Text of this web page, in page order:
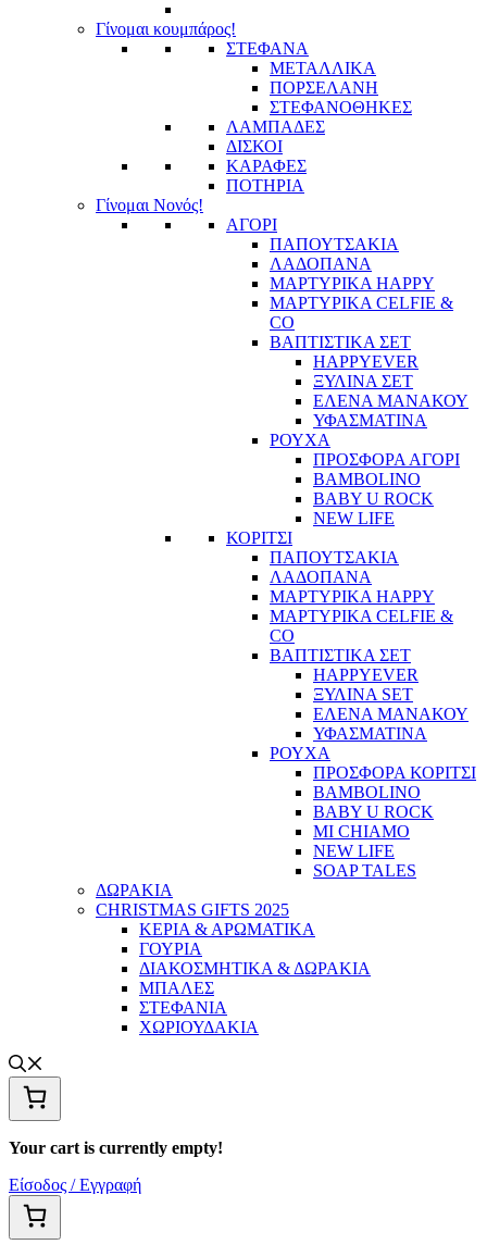
Γίνομαι κουμπάρος!
ΣΤΕΦΑΝΑ
ΜΕΤΑΛΛΙΚΑ
ΠΟΡΣΕΛΑΝΗ
ΣΤΕΦΑΝΟΘΗΚΕΣ
ΛΑΜΠΑΔΕΣ
ΔΙΣΚΟΙ
ΚΑΡΑΦΕΣ
ΠΟΤΗΡΙΑ
Γίνομαι Νονός!
ΑΓΟΡΙ
ΠΑΠΟΥΤΣΑΚΙΑ
ΛΑΔΟΠΑΝΑ
ΜΑΡΤΥΡΙΚΑ HAPPY
ΜΑΡΤΥΡΙΚΑ CELFIE &
CO
ΒΑΠΤΙΣΤΙΚΑ ΣΕΤ
HAPPYEVER
ΞΥΛΙΝΑ ΣΕΤ
ΕΛΕΝΑ ΜΑΝΑΚΟΥ
ΥΦΑΣΜΑΤΙΝΑ
ΡΟΥΧΑ
ΠΡΟΣΦΟΡΑ ΑΓΟΡΙ
BAMBOLINO
BABY U ROCK
NEW LIFE
ΚΟΡΙΤΣΙ
ΠΑΠΟΥΤΣΑΚΙΑ
ΛΑΔΟΠΑΝΑ
ΜΑΡΤΥΡΙΚΑ HAPPY
ΜΑΡΤΥΡΙΚΑ CELFIE &
CO
ΒΑΠΤΙΣΤΙΚΑ ΣΕΤ
HAPPYEVER
ΞΥΛΙΝΑ SET
ΕΛΕΝΑ ΜΑΝΑΚΟΥ
ΥΦΑΣΜΑΤΙΝΑ
ΡΟΥΧΑ
ΠΡΟΣΦΟΡΑ ΚΟΡΙΤΣΙ
BAMBOLINO
BABY U ROCK
MI CHIAMO
NEW LIFE
SOAP TALES
ΔΩΡΑΚΙΑ
CHRISTMAS GIFTS 2025
ΚΕΡΙΑ & ΑΡΩΜΑΤΙΚΑ
ΓΟΥΡΙΑ
ΔΙΑΚΟΣΜΗΤΙΚΑ & ΔΩΡΑΚΙΑ
ΜΠΑΛΕΣ
ΣΤΕΦΑΝΙΑ
ΧΩΡΙΟΥΔΑΚΙΑ
Your cart is currently empty!
Είσοδος / Εγγραφή